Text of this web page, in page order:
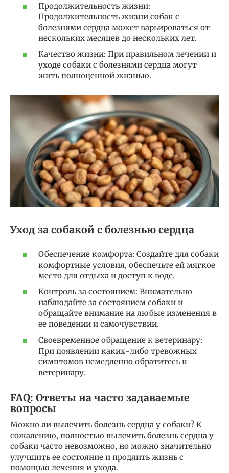
Продолжительность жизни:
Продолжительность жизни собак с
болезнями сердца может варьироваться от
нескольких месяцев до нескольких лет.
Качество жизни: При правильном лечении и
уходе собаки с болезнями сердца могут
жить полноценной жизнью.
Уход за собакой с болезнью сердца
Обеспечение комфорта: Создайте для собаки
комфортные условия, обеспечьте ей мягкое
место для отдыха и доступ к воде.
Контроль за состоянием: Внимательно
наблюдайте за состоянием собаки и
обращайте внимание на любые изменения в
ее поведении и самочувствии.
Своевременное обращение к ветеринару:
При появлении каких-либо тревожных
симптомов немедленно обратитесь к
ветеринару.
FAQ: Ответы на часто задаваемые
вопросы
Можно ли вылечить болезнь сердца у собаки? К
сожалению, полностью вылечить болезнь сердца у
собаки часто невозможно, но можно значительно
улучшить ее состояние и продлить жизнь с
помощью лечения и ухода.